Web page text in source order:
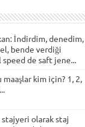
İndirdim, denedim,
bende verdiği
de saft jene...
maaşlar kim için? 1, 2,
stajyeri olarak staj